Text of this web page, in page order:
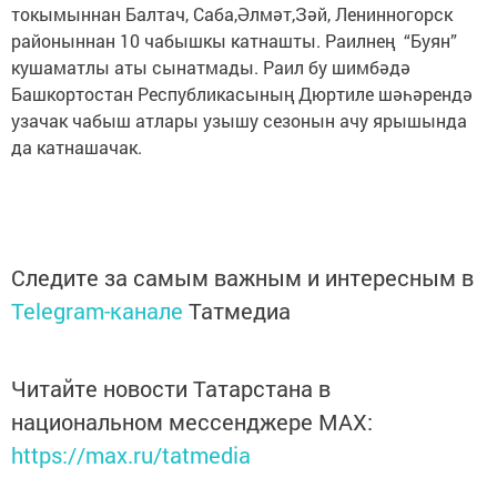
токымыннан Балтач, Саба,Әлмәт,Зәй, Ленинногорск
районыннан 10 чабышкы катнашты. Раилнең “Буян”
кушаматлы аты сынатмады. Раил бу шимбәдә
Башкортостан Республикасының Дюртиле шәһәрендә
узачак чабыш атлары узышу сезонын ачу ярышында
да катнашачак.
Следите за самым важным и интересным в
Telegram-канале Татмедиа
Читайте новости Татарстана в
национальном мессенджере MАХ:
https://max.ru/tatmedia